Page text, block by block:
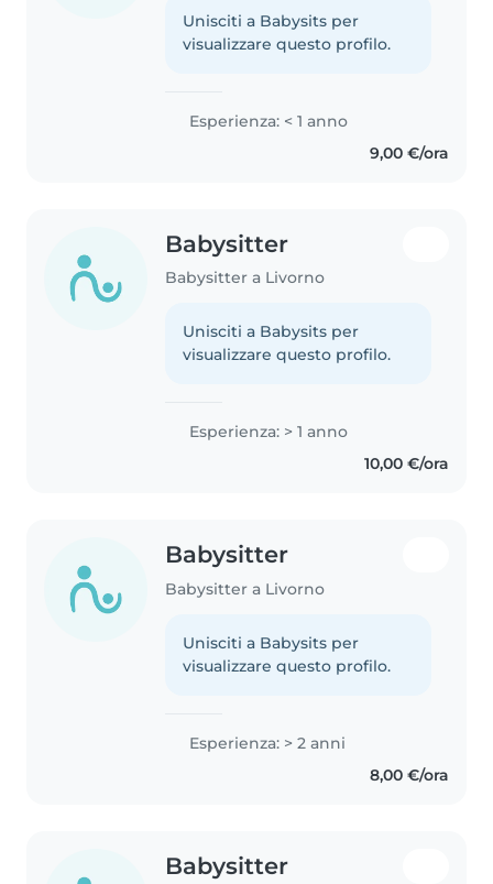
Unisciti a Babysits per
visualizzare questo profilo.
Esperienza: < 1 anno
9,00 €/ora
Babysitter
Babysitter a Livorno
Unisciti a Babysits per
visualizzare questo profilo.
Esperienza: > 1 anno
10,00 €/ora
Babysitter
Babysitter a Livorno
Unisciti a Babysits per
visualizzare questo profilo.
Esperienza: > 2 anni
8,00 €/ora
Babysitter